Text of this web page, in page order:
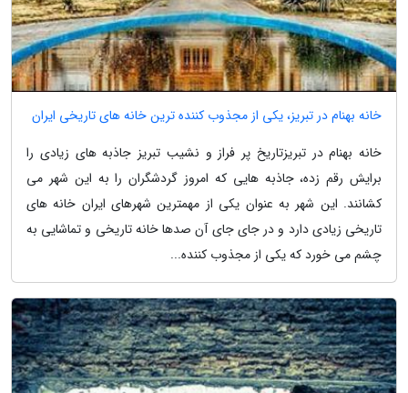
خانه بهنام در تبریز، یکی از مجذوب کننده ترین خانه های تاریخی ایران
خانه بهنام در تبریزتاریخ پر فراز و نشیب تبریز جاذبه های زیادی را
برایش رقم زده، جاذبه هایی که امروز گردشگران را به این شهر می
کشانند. این شهر به عنوان یکی از مهمترین شهرهای ایران خانه های
تاریخی زیادی دارد و در جای جای آن صدها خانه تاریخی و تماشایی به
چشم می خورد که یکی از مجذوب کننده...